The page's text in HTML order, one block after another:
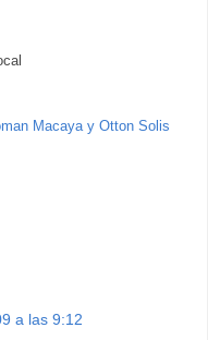
Macaya y Otton Solis
a las 9:12